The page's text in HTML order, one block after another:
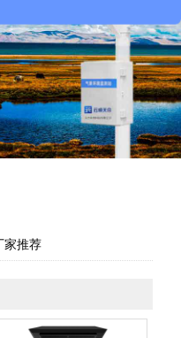
家推荐